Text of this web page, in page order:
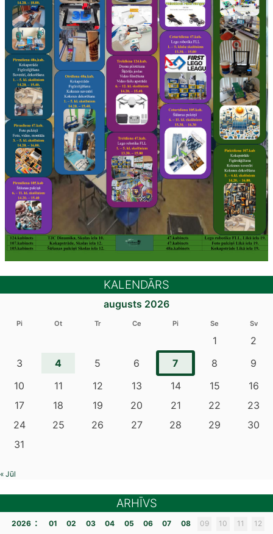
KALENDĀRS
augusts 2026
Pi Ot Tr Ce Pi Se Sv
1
2
3
4 5 6 7 8
9
10
11 12 13 14 15
16
17
18 19 20 21 22
23
24
25 26 27 28 29
30
31
« Jūl
ARHĪVS
2026 : 01 02 03 04 05 06 07 08 09 10 11 12